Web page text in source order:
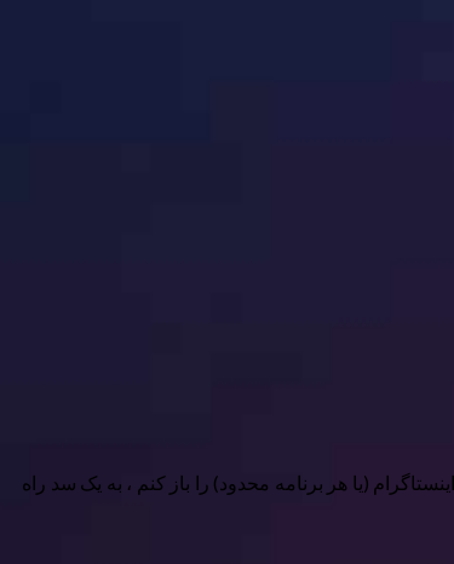
حال اگر سعی کنم اینستاگرام (یا هر برنامه محدود) را باز کنم ، به یک سد راه